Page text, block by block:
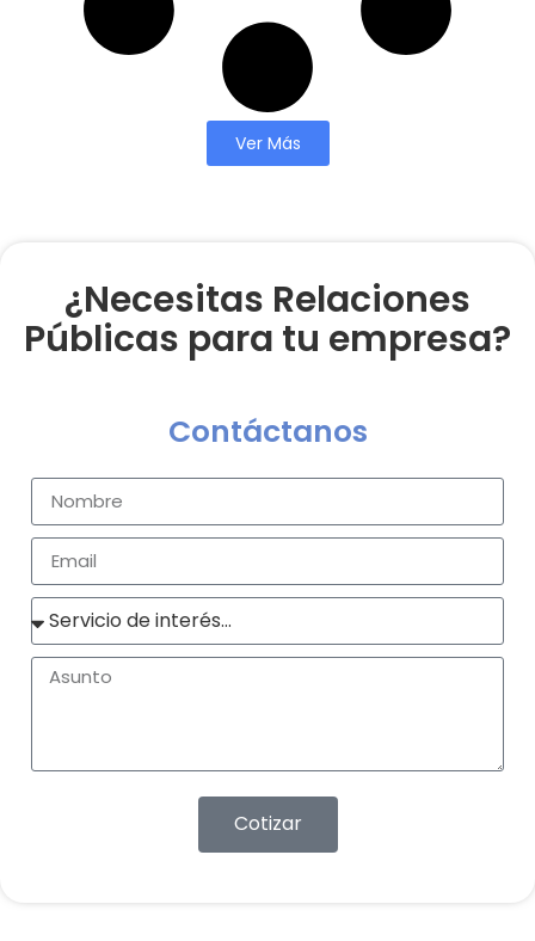
Ver Más
¿Necesitas Relaciones
Públicas para tu empresa?
Contáctanos
Cotizar